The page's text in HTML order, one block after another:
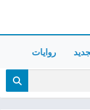
روايات